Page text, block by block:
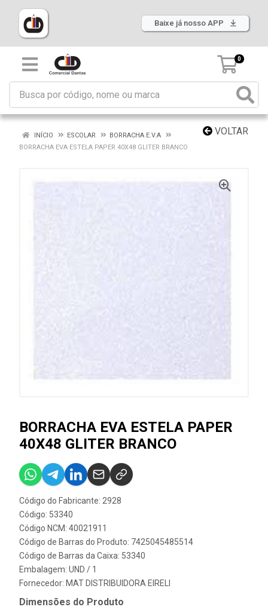
Baixe já nosso APP
0
VOLTAR
INÍCIO ESCOLAR
BORRACHA E.V.A
BORRACHA EVA ESTELA PAPER 40X48 GLITER BRANCO
BORRACHA EVA ESTELA PAPER
40X48 GLITER BRANCO
Código do Fabricante: 2928
Código: 53340
Código NCM: 40021911
Código de Barras do Produto: 7425045485514
Código de Barras da Caixa: 53340
Embalagem: UND / 1
Fornecedor: MAT DISTRIBUIDORA EIRELI
Dimensões do Produto